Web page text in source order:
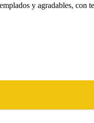
y agradables, con